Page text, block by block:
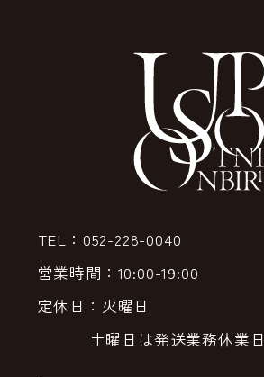
TEL：052-228-0040
営業時間：10:00-19:00
定休日：火曜日
土曜日は発送業務休業日